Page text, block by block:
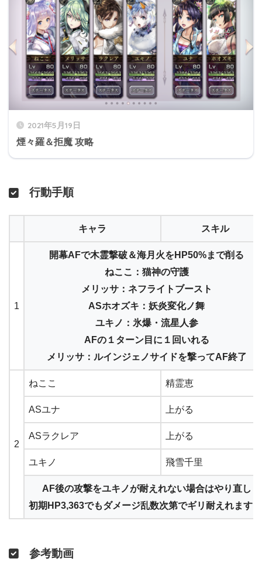
2021年5月19日
煙々羅＆拒魔 攻略
行動手順
キャラ スキル
1
開幕AFで木霊撃破＆海月火をHP50%まで削る
ねここ：猫神の守護
メリッサ：ネフライトブースト
ASホオズキ：妖炎変化ノ舞
ユキノ：氷爆・流星人参
AFの１ターン目に１回いれる
メリッサ：ルインジェノサイドを撃ってAF終了
2
ねここ 精霊恵
ASユナ 上がる
ASラクレア 上がる
ユキノ 飛雪千里
AF後の攻撃をユキノが耐えれない場合はやり直し
初期HP3,363でもダメージ乱数次第でギリ耐えれます
参考動画